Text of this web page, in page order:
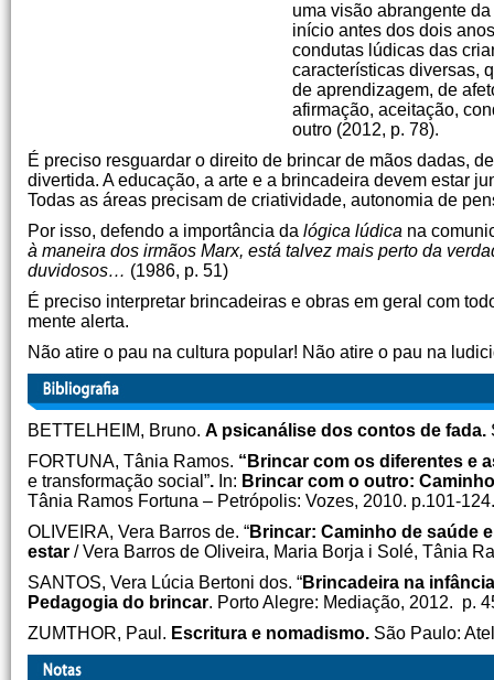
uma visão abrangente
início antes dos dois
condutas lúdicas das
características diversas,
de aprendizagem, de
afirmação, aceitação,
outro (2012, p. 78).
É preciso resguardar o direito de brincar de mãos dadas,
divertida. A educação, a arte e a brincadeira devem estar
Todas as áreas precisam de criatividade, autonomia de
Por isso, defendo a importância da lógica lúdica na
à maneira dos irmãos Marx, está talvez mais perto da
duvidosos… (1986, p. 51)
É preciso interpretar brincadeiras e obras em geral com
mente alerta.
Não atire o pau na cultura popular! Não atire o pau na
BETTELHEIM, Bruno. A psicanálise dos contos de fada.
FORTUNA, Tânia Ramos. “Brincar com os diferentes e
e transformação social”. In: Brincar com o outro:
Tânia Ramos Fortuna – Petrópolis: Vozes, 2010. p.101-124.
OLIVEIRA, Vera Barros de. “Brincar: Caminho de saúde
estar / Vera Barros de Oliveira, Maria Borja i Solé, Tânia
SANTOS, Vera Lúcia Bertoni dos. “Brincadeira na
Pedagogia do brincar. Porto Alegre: Mediação, 2012. p.
ZUMTHOR, Paul. Escritura e nomadismo. São Paulo: